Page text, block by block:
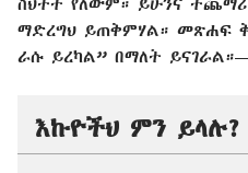
ስህተት የለውም። ይሁንና
ማድረግህ ይጠቅምሃል። መጽሐፍ
ራሱ ይረካል” በማለት
እኩዮችህ ምን ይላሉ?